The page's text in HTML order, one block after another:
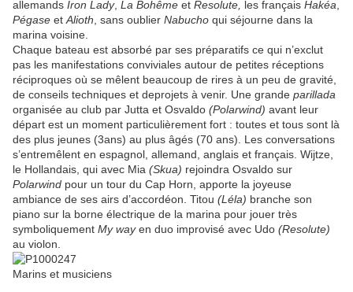
allemands Iron Lady, La Bohême et Resolute, les français Hakéa
Pégase et Alioth , sans oublier Nabucho qui séjourne dans la
marina voisine.
Chaque bateau est absorbé par ses préparatifs ce qui n’exclut
pas les manifestations conviviales autour de petites réceptions
réciproques où se mêlent beaucoup de rires à un peu de gravité,
de conseils techniques et deprojets à venir. Une grande parillada
organisée au club par Jutta et Osvaldo (Polarwind) avant leur
départ est un moment particulièrement fort : toutes et tous sont là
des plus jeunes (3ans) au plus âgés (70 ans). Les conversations
s’entremêlent en espagnol, allemand, anglais et français. Wijtze,
le Hollandais, qui avec Mia (Skua) rejoindra Osvaldo sur
Polarwind pour un tour du Cap Horn, apporte la joyeuse
ambiance de ses airs d’accordéon. Titou (Léla) branche son
piano sur la borne électrique de la marina pour jouer très
symboliquement My wayen duo improvisé avec Udo (Resolute)
au violon.
Marins et musiciens